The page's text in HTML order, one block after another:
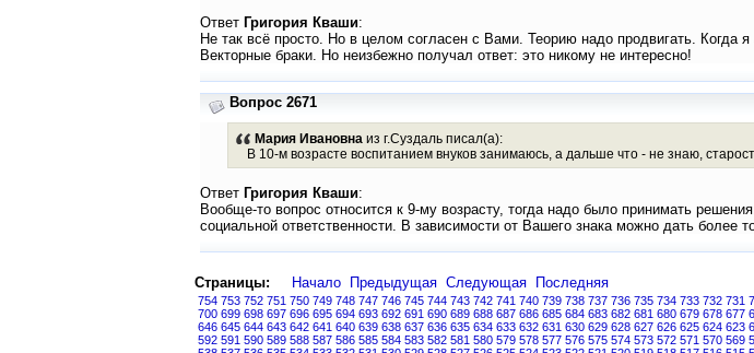
Ответ Григория Кваши:
Не так всё просто. Но в целом согласен с Вами. Теорию надо продвигать. Когда
Векторные браки. Но неизбежно получал ответ: это никому не интересно!
Вопрос 2671
Мария Ивановнаиз г.Суздаль писал(а):
В 10-м возрасте воспитанием внуков занимаюсь, а дальше что - не знаю,
Ответ Григория Кваши:
Вообще-то вопрос относится к 9-му возрасту, тогда надо было принимать
социальной ответственности. В зависимости от Вашего знака можно дать более
Страницы: Начало Предыдущая Следующая Последняя
754 753 752 751 750 749 748 747 746 745 744 743 742 741 740 739 738 737 736 735 734 733 732 731
700 699 698 697 696 695 694 693 692 691 690 689 688 687 686 685 684 683 682 681 680 679 678 677
646 645 644 643 642 641 640 639 638 637 636 635 634 633 632 631 630 629 628 627 626 625 624 623
592 591 590 589 588 587 586 585 584 583 582 581 580 579 578 577 576 575 574 573 572 571 570 569